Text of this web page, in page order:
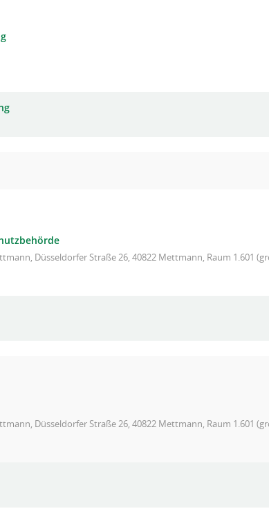
Düsseldorfer Straße 26, 40822 Mettmann, Raum 1.601
Düsseldorfer Straße 26, 40822 Mettmann, Raum 1.601